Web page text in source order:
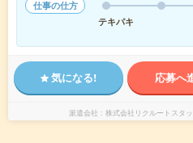
仕事の仕方
テキパキ
気になる! 応募へ
派遣会社 株式会社リクルートスタ